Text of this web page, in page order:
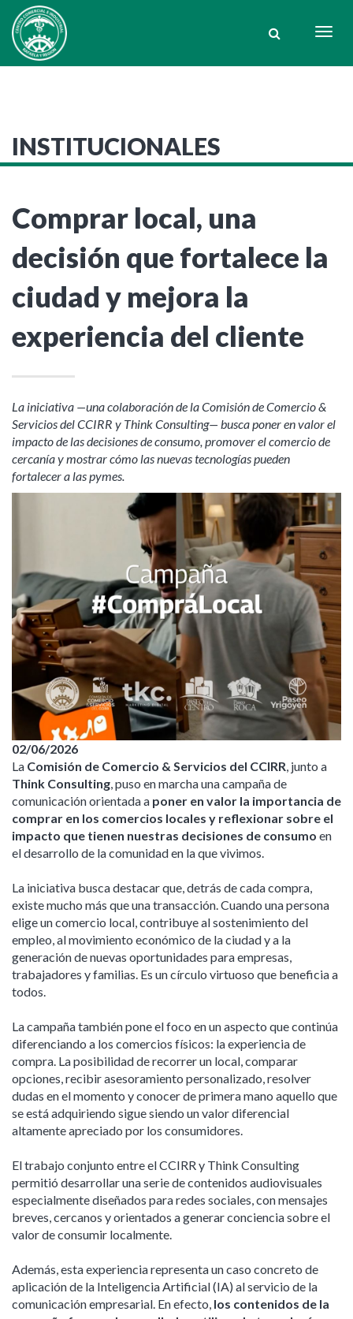
INSTITUCIONALES
Comprar local, una
decisión que fortalece la
ciudad y mejora la
experiencia del cliente
La iniciativa —una colaboración de la Comisión de Comercio &
Servicios del CCIRR y Think Consulting— busca poner en valor el
impacto de las decisiones de consumo, promover el comercio de
cercanía y mostrar cómo las nuevas tecnologías pueden
fortalecer a las pymes.
02/06/2026
La Comisión de Comercio & Servicios del CCIRR , junto a
Think Consulting , puso en marcha una campaña de
comunicación orientada a poner en valor la importancia de
comprar en los comercios locales y reflexionar sobre el
impacto que tienen nuestras decisiones de consumo en
el desarrollo de la comunidad en la que vivimos.
La iniciativa busca destacar que, detrás de cada compra,
existe mucho más que una transacción. Cuando una persona
elige un comercio local, contribuye al sostenimiento del
empleo, al movimiento económico de la ciudad y a la
generación de nuevas oportunidades para empresas,
trabajadores y familias. Es un círculo virtuoso que beneficia a
todos.
La campaña también pone el foco en un aspecto que continúa
diferenciando a los comercios físicos: la experiencia de
compra. La posibilidad de recorrer un local, comparar
opciones, recibir asesoramiento personalizado, resolver
dudas en el momento y conocer de primera mano aquello que
se está adquiriendo sigue siendo un valor diferencial
altamente apreciado por los consumidores.
El trabajo conjunto entre el CCIRR y Think Consulting
permitió desarrollar una serie de contenidos audiovisuales
especialmente diseñados para redes sociales, con mensajes
breves, cercanos y orientados a generar conciencia sobre el
valor de consumir localmente.
Además, esta experiencia representa un caso concreto de
aplicación de la Inteligencia Artificial (IA) al servicio de la
comunicación empresarial. En efecto, los contenidos de la